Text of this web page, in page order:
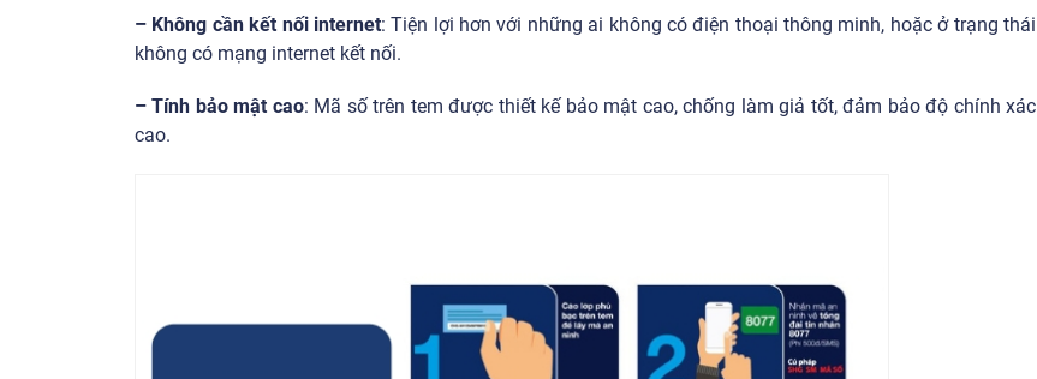
– Không cần kết nối internet: Tiện lợi hơn với những ai không có điện thoại thông minh, hoặc ở trạng thái
không có mạng internet kết nối.
– Tính bảo mật cao: Mã số trên tem được thiết kế bảo mật cao, chống làm giả tốt, đảm bảo độ chính xác
cao.